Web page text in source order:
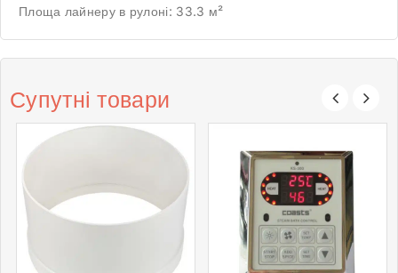
Площа лайнеру в рулоні: 33.3 м²
Супутні товари